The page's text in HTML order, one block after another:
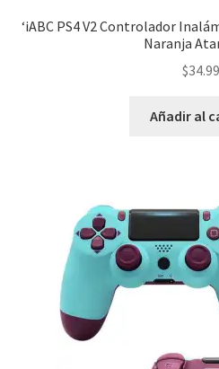
‘iABC PS4 V2 Controlador
Naranja
$34.99
Añadir al